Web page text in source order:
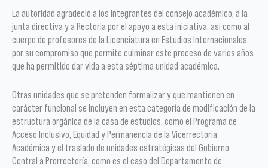
La autoridad agradeció a los integrantes del consejo académico, a la
junta directiva y a Rectoría por el apoyo a esta iniciativa, así como al
cuerpo de profesores de la Licenciatura en Estudios Internacionales
por su compromiso que permite culminar este proceso de varios años
que ha permitido dar vida a esta séptima unidad académica.
Otras unidades que se pretenden formalizar y que mantienen en
carácter funcional se incluyen en esta categoría de modificación de la
estructura orgánica de la casa de estudios, como el Programa de
Acceso Inclusivo, Equidad y Permanencia de la Vicerrectoría
Académica y el traslado de unidades estratégicas del Gobierno
Central a Prorrectoría, como es el caso del Departamento de